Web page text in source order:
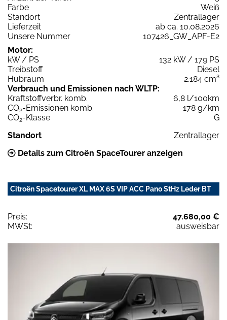
Farbe
Weiß
Standort
Zentrallager
Lieferzeit
ab ca. 10.08.2026
Unsere Nummer
107426_GW_APF-E2
Motor:
kW / PS
132 kW / 179 PS
Treibstoff
Diesel
Hubraum
2.184 cm³
Verbrauch und Emissionen nach WLTP:
Kraftstoffverbr. komb.
6,8 l/100km
CO2-Emissionen komb.
178 g/km
CO2-Klasse
G
Standort
Zentrallager
Details zum Citroën SpaceTourer anzeigen
Citroën Spacetourer XL MAX 6S VIP ACC Pano StHz Leder BT
Preis:
47.680,00 €
MWSt:
ausweisbar